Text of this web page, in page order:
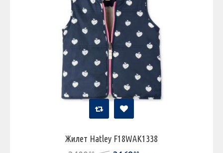
Жилет Hatley F18WAK1338